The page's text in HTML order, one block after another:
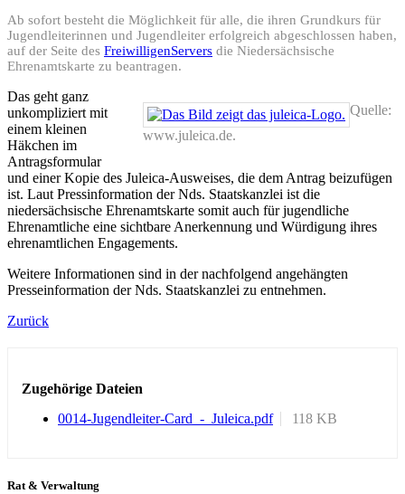
Ab sofort besteht die Möglichkeit für alle, die ihren Grundkurs für
Jugendleiterinnen und Jugendleiter erfolgreich abgeschlossen haben,
auf der Seite des FreiwilligenServers die Niedersächsische
Ehrenamtskarte zu beantragen.
Quelle:
www.juleica.de.
Das geht ganz
unkompliziert mit
einem kleinen
Häkchen im
Antragsformular
und einer Kopie des Juleica-Ausweises, die dem Antrag beizufügen
ist. Laut Pressinformation der Nds. Staatskanzlei ist die
niedersächsische Ehrenamtskarte somit auch für jugendliche
Ehrenamtliche eine sichtbare Anerkennung und Würdigung ihres
ehrenamtlichen Engagements.
Weitere Informationen sind in der nachfolgend angehängten
Presseinformation der Nds. Staatskanzlei zu entnehmen.
Zurück
Zugehörige Dateien
0014-Jugendleiter-Card_-_Juleica.pdf
118 KB
Rat & Verwaltung